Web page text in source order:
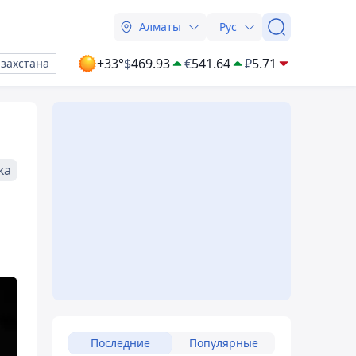
Алматы Рус
+33°$469.93 €541.64 ₽5.71
Последние Популярные